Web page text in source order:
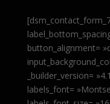
button_alignment=
_builder_version=
labels_font=